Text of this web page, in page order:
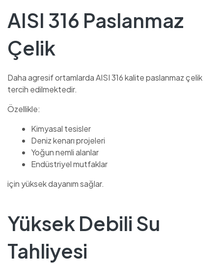
AISI 316 Paslanmaz
Çelik
Daha agresif ortamlarda AISI 316 kalite paslanmaz çelik
tercih edilmektedir.
Özellikle:
Kimyasal tesisler
Deniz kenarı projeleri
Yoğun nemli alanlar
Endüstriyel mutfaklar
için yüksek dayanım sağlar.
Yüksek Debili Su
Tahliyesi